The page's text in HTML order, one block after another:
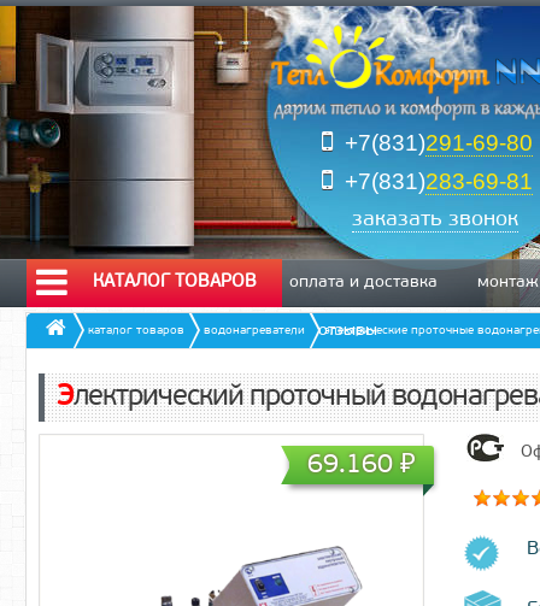
+7(831)291-69-80
+7(831)283-69-81
заказать звонок
КАТАЛОГ ТОВАРОВ оплата и доставка монтаж
отзывы
каталог товаров водонагреватели электрические проточные
Электрический проточный
69.160₽